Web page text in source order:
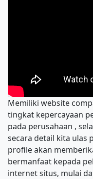
Memiliki website
tingkat kepercayaan
pada perusahaan ,
secara detail kita ulas
profile akan
bermanfaat kepada
internet situs, mulai